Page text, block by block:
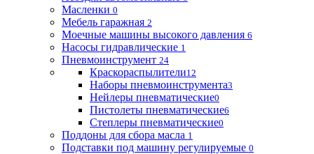
Масленки 0
Мебель гаражная 2
Моечные машины высокого давления 6
Насосы гидравлические 1
Пневмоинструмент 24
Краскораспылители12
Наборы пневмоинструмента3
Нейлеры пневматические0
Пистолеты пневматические6
Степлеры пневматические0
Поддоны для сбора масла 1
Подставки под машину регулируемые 0